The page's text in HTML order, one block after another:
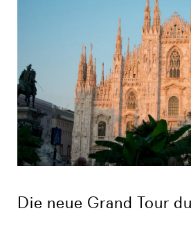
Die neue Grand Tour